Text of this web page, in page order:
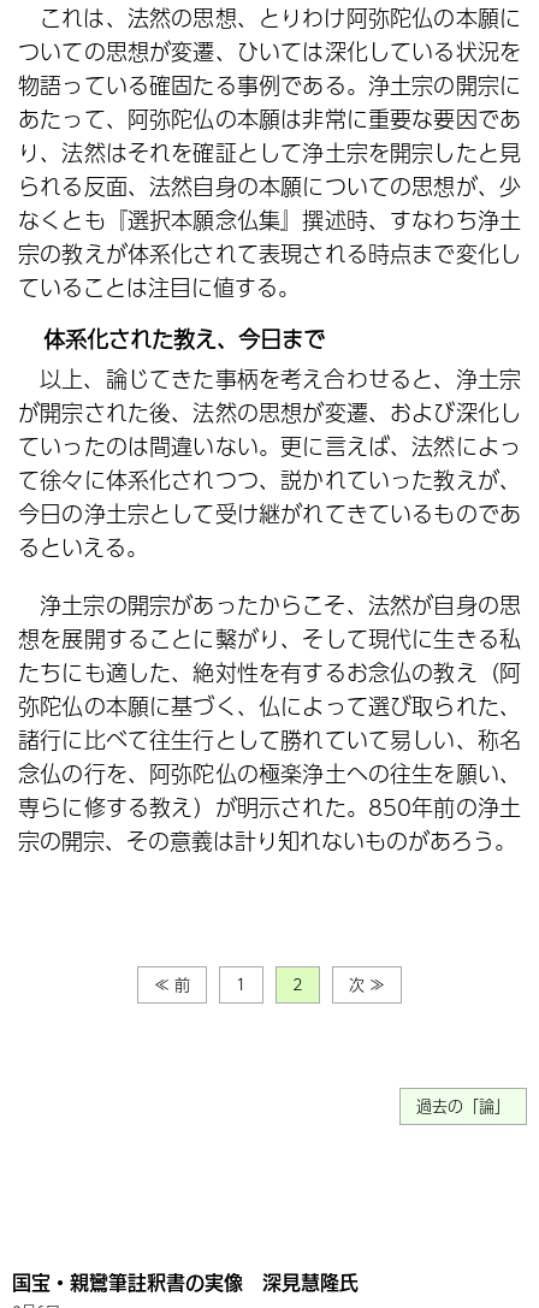
これは、法然の思想、とりわけ阿弥陀仏の本願に
ついての思想が変遷、ひいては深化している状況を
物語っている確固たる事例である。浄土宗の開宗に
あたって、阿弥陀仏の本願は非常に重要な要因であ
り、法然はそれを確証として浄土宗を開宗したと見
られる反面、法然自身の本願についての思想が、少
なくとも『選択本願念仏集』撰述時、すなわち浄土
宗の教えが体系化されて表現される時点まで変化し
ていることは注目に値する。
体系化された教え、今日まで
以上、論じてきた事柄を考え合わせると、浄土宗
が開宗された後、法然の思想が変遷、および深化し
ていったのは間違いない。更に言えば、法然によっ
て徐々に体系化されつつ、説かれていった教えが、
今日の浄土宗として受け継がれてきているものであ
るといえる。
浄土宗の開宗があったからこそ、法然が自身の思
想を展開することに繫がり、そして現代に生きる私
たちにも適した、絶対性を有するお念仏の教え（阿
弥陀仏の本願に基づく、仏によって選び取られた、
諸行に比べて往生行として勝れていて易しい、称名
念仏の行を、阿弥陀仏の極楽浄土への往生を願い、
専らに修する教え）が明示された。850年前の浄土
宗の開宗、その意義は計り知れないものがあろう。
≪ 前 1 2 次 ≫
過去の「論」
国宝・親鸞筆註釈書の実像 深見慧隆氏